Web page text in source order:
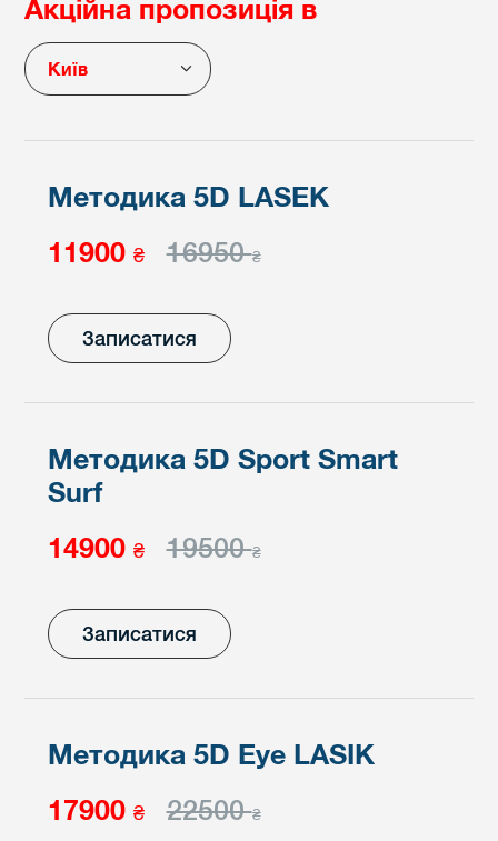
Акційна пропозиція в
Київ
Методика 5D LASEK
11900 ₴ 16950₴
Записатися
Методика 5D Sport Smart
Surf
14900 ₴ 19500₴
Записатися
Методика 5D Eye LASIK
17900 ₴ 22500₴